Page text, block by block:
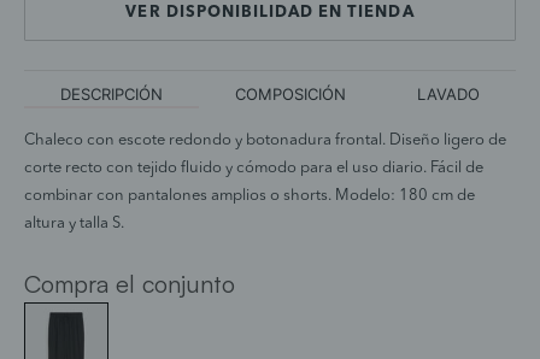
VER DISPONIBILIDAD EN TIENDA
DESCRIPCIÓN COMPOSICIÓN LAVADO
Chaleco con escote redondo y botonadura frontal. Diseño ligero de
corte recto con tejido fluido y cómodo para el uso diario. Fácil de
combinar con pantalones amplios o shorts. Modelo: 180 cm de
altura y talla S.
Compra el conjunto